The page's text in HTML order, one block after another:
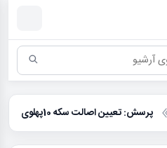
پرسش: تعیین اصالت سکه 10پهلوی